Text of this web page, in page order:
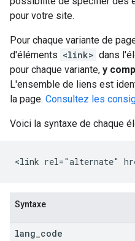
pour votre site.
Pour chaque variante de
d'éléments <link> dans
pour chaque variante, y
L'ensemble de liens est
la page. Consultez les
Voici la syntaxe de chaque
<link rel="alternate"
Syntaxe
lang code